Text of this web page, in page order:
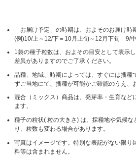
「お届け予定」の時期は、およそのお届け時
(例)10/上～12/下＝10月上旬～12月下旬 9/
1袋の種子粒数は、およその目安として表示
差異がありますのでご了承ください。
品種、地域、時期によっては、すぐには播種
ずご当地にて、播種が可能かご確認のうえ、
混合（ミックス）商品は、発芽率・生育など
ます。
種子の粒状( 粒の大きさ) は、採種地や気候
り、粒数も変わる場合があります。
写真はイメージです。特別な表記がない限り
料等は含まれません。